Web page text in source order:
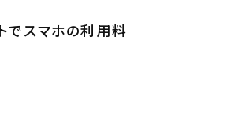
スマホの利用料